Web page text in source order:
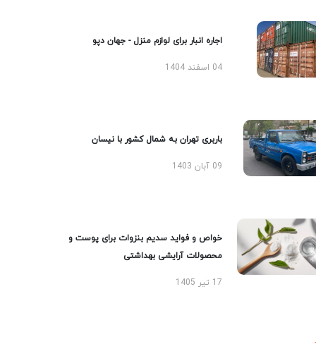
اجاره انبار برای لوازم منزل - جهان دپو
04 اسفند 1404
باربری تهران به شمال کشور با نیسان
09 آبان 1403
خواص و فواید سدیم بنزوات برای پوست و
محصولات آرایشی بهداشتی
17 تیر 1405